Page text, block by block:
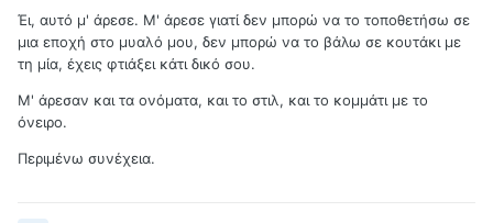
Έι, αυτό μ' άρεσε. Μ' άρεσε γιατί δεν μπορώ να το τοποθετήσω σε
μια εποχή στο μυαλό μου, δεν μπορώ να το βάλω σε κουτάκι με
τη μία, έχεις φτιάξει κάτι δικό σου.
Μ' άρεσαν και τα ονόματα, και το στιλ, και το κομμάτι με το
όνειρο.
Περιμένω συνέχεια.